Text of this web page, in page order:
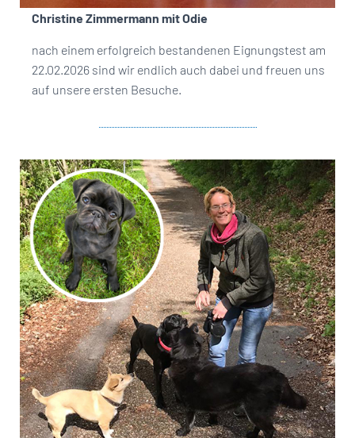
Christine Zimmermann mit Odie
nach einem erfolgreich bestandenen Eignungstest am
22.02.2026 sind wir endlich auch dabei und freuen uns
auf unsere ersten Besuche.